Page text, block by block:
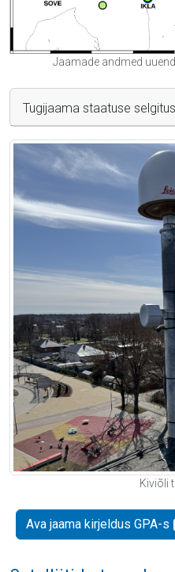
Jaamade andmed
Tugijaama staatuse
Kiviõli
Ava jaama kirjeldus GPA-s